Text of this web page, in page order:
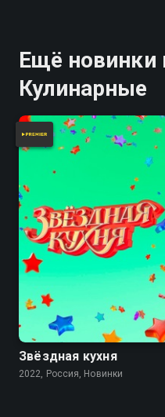
Ещё новинки
Кулинарные
Звёздная кухня
2022, Россия, Новинки